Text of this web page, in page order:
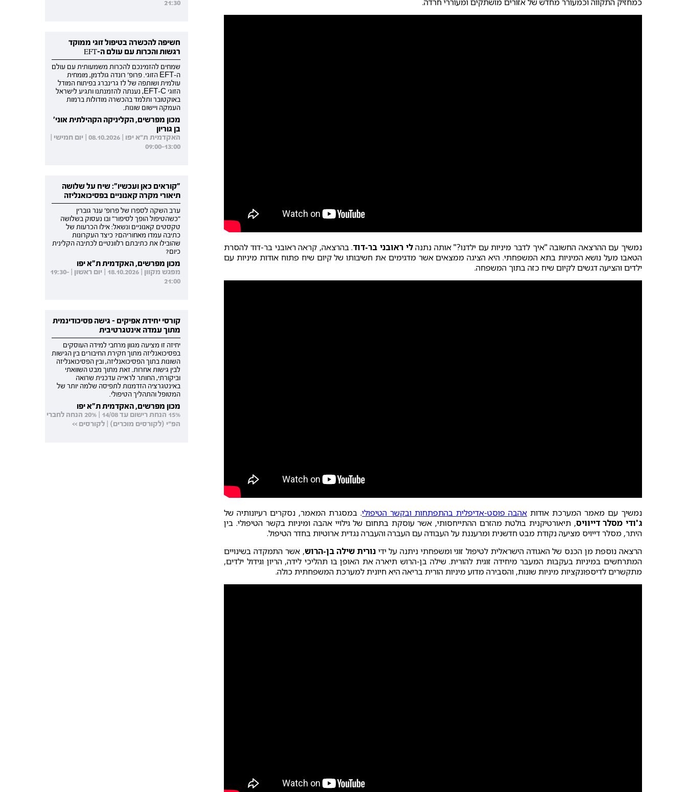
נמשיך עם ההרצאה החשובה "איך לדבר מיניות עם ילדנו?" אותה נתנהלי ראובני בר-דוד. בהרצאה, קראה ראובני בר-דוד להסרת
הטאבו מעל נושא המיניות בתא המשפחתי. היא הציגה ממצאים אשר מדגימים את חשיבותו של קיום שיח פתוח אודות מיניות עם
ילדים והציעה דגשים לקיום שיח כזה בתוך המשפחה.
נמשיך עם מאמר המערכת אודות אהבה פוסט-אדיפלית בהתפתחות ובקשר הטיפולי. במסגרת המאמר, נסקרים רעיונותיה של
ג'ודי מסלר דייוויס, תיאורטיקנית בולטת מהזרם ההתייחסותי, אשר עוסקת בתחום של גילויי אהבה ומיניות בקשר הטיפולי. בין
היתר, מסלר דייויס מציעה נקודת מבט חדשנית ומרעננת על העבודה עם העברה והעברה נגדית ארוטיות בחדר הטיפול.
הרצאה נוספת מן הכנס של האגודה הישראלית לטיפול זוגי ומשפחתי ניתנה על ידינורית שילה בן-הרוש, אשר התמקדה בשינויים
המתרחשים במיניות בעקבות המעבר מיחידה זוגית להורית. שילה בן-הרוש תיארה את האופן בו תהליכי לידה, הריון וגידול ילדים,
מתקשרים לדיספונקציות מיניות שונות, והסבירה מדוע מיניות הורית בריאה היא חיונית למערכת המשפחתית כולה.
21:30
חשיפה להכשרה בטיפול זוגי ממוקד
רגשות והכרות עם עולם ה-EFT
שמחים להזמינכם להכרות משמעותית עם עולם
ה-EFT הזוגי. פרופ' רונדה גולדמן, מומחית
עולמית ושותפה של לז גרינברג בפיתוח המודל
הזוגי EFT-C, נענתה להזמנתנו ותגיע לישראל
באוקטובר ותלמד בהכשרה מודולות ברמות
העמקה ויישום שונות.
מכון מפרשים, הקליניקה הקהילתית אוני'
בן גוריון
האקדמית ת"א יפו | 08.10.2026 | יום חמישי |
09:00-13:00
"קוראים כאן ועכשיו": שיח על שלושה
תיאורי מקרה קאנוניים בפסיכואנליזה
ערב השקה לספרו של פרופ' ענר גוברין
"כשהטיפול הופך לסיפור" ובו נעסוק בשלושה
טקסטים קאנוניים ונשאל: אילו הכרעות של
כתיבה עמדו מאחוריהם? כיצד העקרונות
שהובילו את כתיבתם רלוונטיים לכתיבה הקלינית
כיום?
מכון מפרשים, האקדמית ת"א יפו
מפגש מקוון | 18.10.2026 | יום ראשון | 19:30-
21:00
קורסי יחידת אפיקים - גישה פסיכודינמית
מתוך עמדה אינטגרטיבית
יחיזה זו מציעה מגוון מרחבי למידה העוסקים
בפסיכואנליזה מתוך חקירת החיבורים בין הגישות
השונות בתוך הפסיכואנליזה, ובין הפסיכואנליזה
לבין גישות אחרות. זאת מתוך מבט השוואתי
וביקורתי, החותר לראייה עדכנית שרואה
באינטגרציה הזדמנות לתפיסה שלמה יותר של
המטופל והתהליך הטיפולי.
מכון מפרשים, האקדמית ת"א יפו
15% הנחת רישום עד 14/08 | 20% הנחה לחברי
הפ"י (לקורסים מוכרים) | לקורסים >>